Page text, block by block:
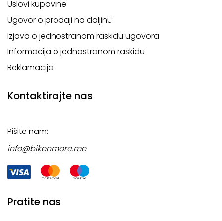
Uslovi kupovine
Ugovor o prodaji na daljinu
Izjava o jednostranom raskidu ugovora
Informacija o jednostranom raskidu
Reklamacija
Kontaktirajte nas
Pišite nam:
info@bikenmore.me
Pratite nas